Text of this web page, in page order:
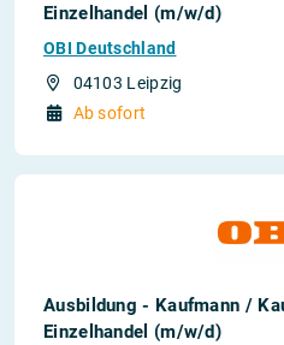
Einzelhandel (m/w/d)
OBI Deutschland
04103 Leipzig
Ab sofort
Ausbildung - Kaufmann /
Einzelhandel (m/w/d)